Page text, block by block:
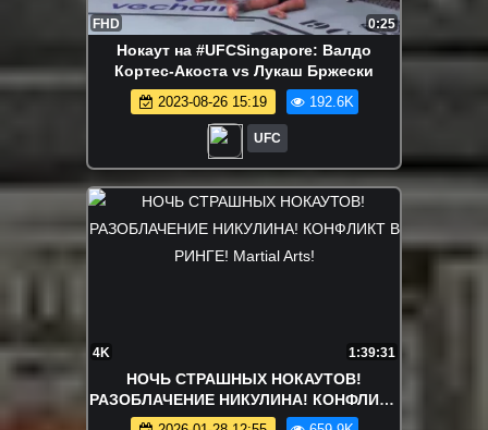
FHD 0:25
Нокаут на #UFCSingapore: Валдо
Кортес-Акоста vs Лукаш Бржески
2023-08-26 15:19 192.6K
UFC
4K 1:39:31
НОЧЬ СТРАШНЫХ НОКАУТОВ!
РАЗОБЛАЧЕНИЕ НИКУЛИНА! КОНФЛИКТ
В РИНГЕ! Martial Arts!